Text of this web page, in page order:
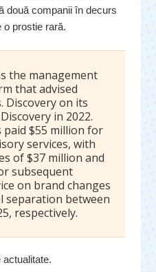
două companii în decurs
o prostie rară.
the management
that advised
Discovery on its
in 2022.
paid $55 million for
services, with
of $37 million and
subsequent
on brand changes
separation between
respectively.
actualitate.